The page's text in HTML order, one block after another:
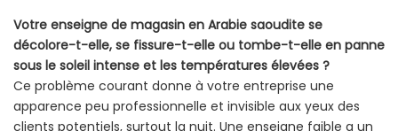
Votre enseigne de magasin en Arabie saoudite se
décolore-t-elle, se fissure-t-elle ou tombe-t-elle en panne
sous le soleil intense et les températures élevées ?
Ce problème courant donne à votre entreprise une
apparence peu professionnelle et invisible aux yeux des
clients potentiels, surtout la nuit. Une enseigne faible a un